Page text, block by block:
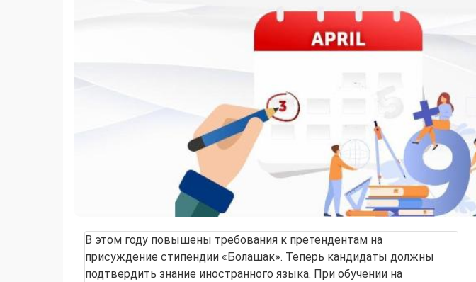
В этом году повышены требования к претендентам на
присуждение стипендии «Болашак». Теперь кандидаты должны
подтвердить знание иностранного языка. При обучении на